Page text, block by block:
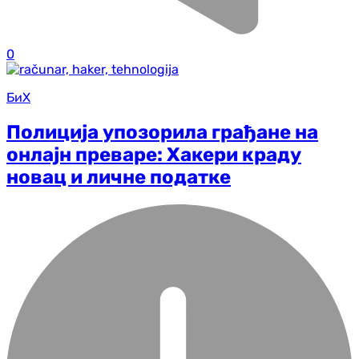
0
БиХ
Полиција упозорила грађане на
онлајн преваре: Хакери краду
новац и личне податке